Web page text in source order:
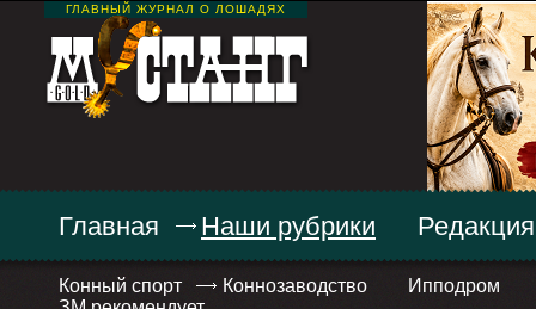
ГЛАВНЫЙ ЖУРНАЛ О ЛОШАДЯХ
Главная Наши рубрики
Конный спорт Коннозаводство
Ипподром
Редакция